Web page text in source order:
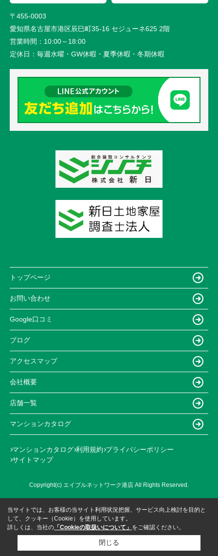
〒455-0003
愛知県名古屋市港区辰巳町35-16 セジューネ625 2階
営業時間： 10:00～18:00
定休日： 毎週水曜・GW休暇・夏季休暇・冬期休暇
トップページ
お問い合わせ
Google口コミ
ブログ
アクセスマップ
会社概要
店舗一覧
マンションカタログ
マンションカタログ 利用規約 プライバシーポリシー
サイトマップ
Copyright(c) エイブルネットワーク港店 All Rights Reserved.
当サイトでは、お客様の当サイト利用状況把握、サービス向上検討を目的と
して、クッキー（Cookie）を使用しています。
詳しくは、当社の 「Cookieの取扱いについて」 をご確認ください。
閉じる